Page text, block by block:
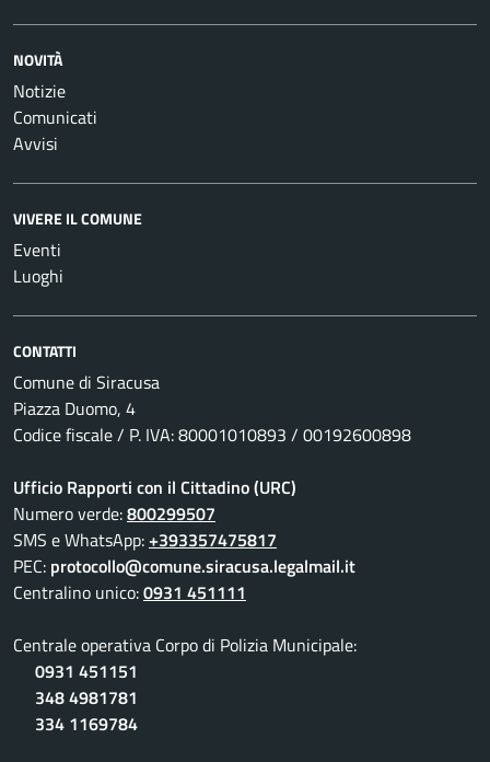
NOVITÀ
Notizie
Comunicati
Avvisi
VIVERE IL COMUNE
Eventi
Luoghi
CONTATTI
Comune di Siracusa
Piazza Duomo, 4
Codice fiscale / P. IVA: 80001010893 / 00192600898
Ufficio Rapporti con il Cittadino (URC)
Numero verde:800299507
SMS e WhatsApp:+393357475817
PEC: protocollo@comune.siracusa.legalmail.it
Centralino unico:0931 451111
Centrale operativa Corpo di Polizia Municipale:
0931 451151
348 4981781
334 1169784